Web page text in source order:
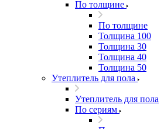
По толщине
По толщине
Толщина 100
Толщина 30
Толщина 40
Толщина 50
Утеплитель для пола
Утеплитель для пола
По сериям